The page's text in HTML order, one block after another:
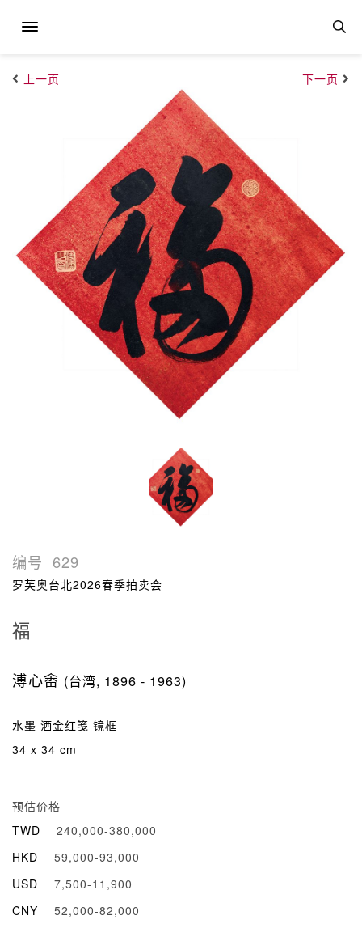
上一页 下一页
编号 629
罗芙奥台北2026春季拍卖会
福
溥心畬 (台湾, 1896 - 1963)
水墨 洒金红笺 镜框
34 x 34 cm
预估价格
TWD
240,000-380,000
HKD
59,000-93,000
USD
7,500-11,900
CNY
52,000-82,000